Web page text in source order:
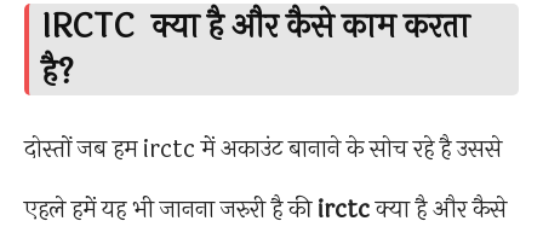
IRCTC क्या है और कैसे काम करता
है?
दोस्तों जब हम irctc में अकाउंट बानाने के सोच रहे है उससे
एहले हमें यह भी जानना जरुरी है कीirctcक्या है और कैसे